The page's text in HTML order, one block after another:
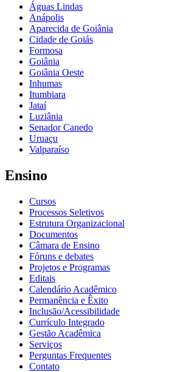
Águas Lindas
Anápolis
Aparecida de Goiânia
Cidade de Goiás
Formosa
Goiânia
Goiânia Oeste
Inhumas
Itumbiara
Jataí
Luziânia
Senador Canedo
Uruaçu
Valparaíso
Ensino
Cursos
Processos Seletivos
Estrutura Organizacional
Documentos
Câmara de Ensino
Fóruns e debates
Projetos e Programas
Editais
Calendário Acadêmico
Permanência e Êxito
Inclusão/Acessibilidade
Currículo Integrado
Gestão Acadêmica
Serviços
Perguntas Frequentes
Contato